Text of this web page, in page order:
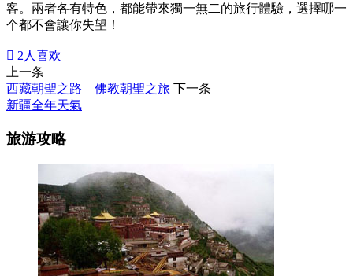
客。兩者各有特色，都能帶來獨一無二的旅行體驗，選擇哪一
个都不會讓你失望！
 2人喜欢
上一条
西藏朝聖之路 – 佛教朝聖之旅 下一条
新疆全年天氣
旅游攻略